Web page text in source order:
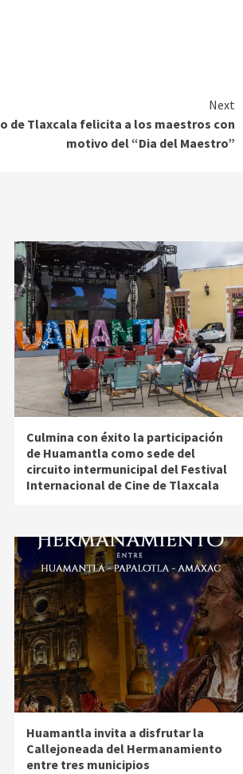
Next
de Tlaxcala felicita a los maestros con
motivo del “Dia del Maestro”
Culmina con éxito la participación
de Huamantla como sede del
circuito intermunicipal del Festival
Internacional de Cine de Tlaxcala
Huamantla invita a disfrutar la
Callejoneada del Hermanamiento
entre tres municipios